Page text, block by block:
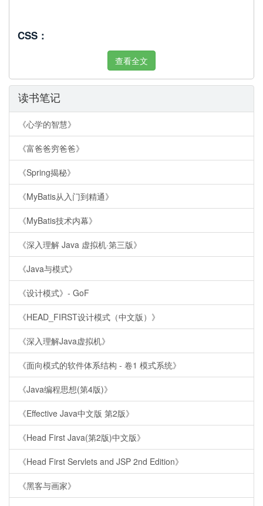
CSS：
查看全文
读书笔记
《心学的智慧》
《富爸爸穷爸爸》
《Spring揭秘》
《MyBatis从入门到精通》
《MyBatis技术内幕》
《深入理解 Java 虚拟机·第三版》
《Java与模式》
《设计模式》- GoF
《HEAD_FIRST设计模式（中文版）》
《深入理解Java虚拟机》
《面向模式的软件体系结构 - 卷1 模式系统》
《Java编程思想(第4版)》
《Effective Java中文版 第2版》
《Head First Java(第2版)中文版》
《Head First Servlets and JSP 2nd Edition》
《黑客与画家》